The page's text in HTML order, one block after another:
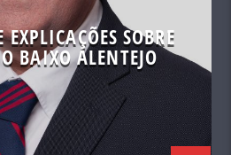
EXPLICAÇÕES SOBRE
BAIXO ALENTEJO